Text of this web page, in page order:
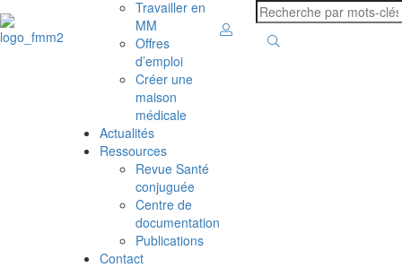
Travailler en
MM
Offres
d’emploi
Créer une
maison
médicale
Actualités
Ressources
Revue Santé
conjuguée
Centre de
documentation
Publications
Contact